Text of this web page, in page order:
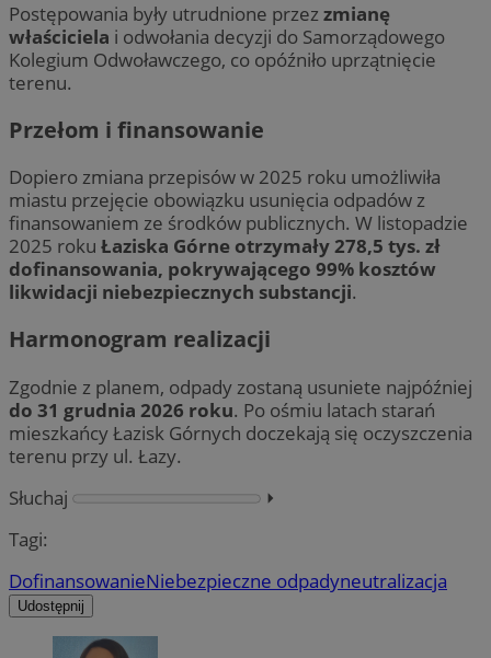
Postępowania były utrudnione przezzmianę
właściciela i odwołania decyzji do Samorządowego
Kolegium Odwoławczego, co opóźniło uprzątnięcie
terenu.
Przełom i finansowanie
Dopiero zmiana przepisów w 2025 roku umożliwiła
miastu przejęcie obowiązku usunięcia odpadów z
finansowaniem ze środków publicznych. W listopadzie
2025 roku Łaziska Górne otrzymały 278,5 tys. zł
dofinansowania, pokrywającego 99% kosztów
likwidacji niebezpiecznych substancji.
Harmonogram realizacji
Zgodnie z planem, odpady zostaną usuniete najpóźniej
do 31 grudnia 2026 roku. Po ośmiu latach starań
mieszkańcy Łazisk Górnych doczekają się oczyszczenia
terenu przy ul. Łazy.
Słuchaj
⏵︎
Tagi:
DofinansowanieNiebezpieczne odpadyneutralizacja
Udostępnij